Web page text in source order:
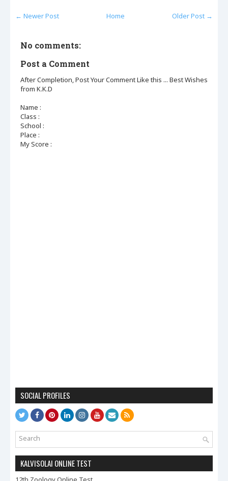
← Newer Post Older Post →
Home
No comments:
Post a Comment
After Completion, Post Your Comment Like this ... Best Wishes
from K.K.D
Name :
Class :
School :
Place :
My Score :
SOCIAL PROFILES
KALVISOLAI ONLINE TEST